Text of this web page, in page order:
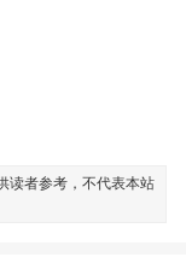
读者参考，不代表本站